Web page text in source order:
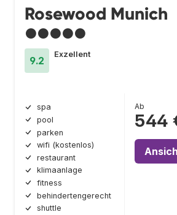
Rosewood Munich
●●●●●
9.2
Exzellent
spa
pool
parken
wifi (kostenlos)
restaurant
klimaanlage
fitness
behindertengerecht
shuttle
Ab
544